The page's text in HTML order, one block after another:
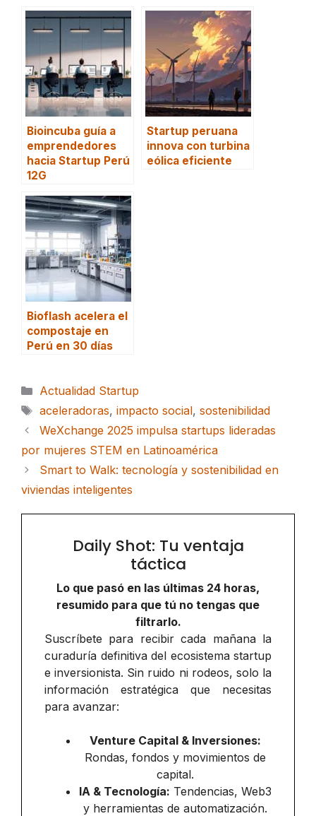
Bioincuba guía a
emprendedores
hacia Startup Perú
12G
Startup peruana
innova con turbina
eólica eficiente
Bioflash acelera el
compostaje en
Perú en 30 días
Categorías
Actualidad Startup
Etiquetas
aceleradoras, impacto social, sostenibilidad
WeXchange 2025 impulsa startups lideradas
por mujeres STEM en Latinoamérica
Smart to Walk: tecnología y sostenibilidad en
viviendas inteligentes
Daily Shot: Tu ventaja
táctica
Lo que pasó en las últimas 24 horas,
resumido para que tú no tengas que
filtrarlo.
Suscríbete para recibir cada mañana la
curaduría definitiva del ecosistema startup
e inversionista. Sin ruido ni rodeos, solo la
información estratégica que necesitas
para avanzar:
Venture Capital & Inversiones:
Rondas, fondos y movimientos de
capital.
IA & Tecnología: Tendencias, Web3
y herramientas de automatización.